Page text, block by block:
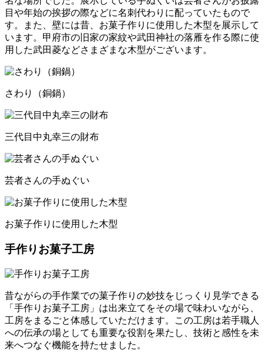
目や年始の挨拶の際などに名刺代わりに配っていたもので
す。また、壁には昔、お菓子作りに使用した木型を展示して
います。甲府市の旧家の家紋や武田神社の落雁を作る際に使
用した武田菱などさまざまな木型がございます。
さわり（銅鍋）
三代目中丸幸三の財布
芸者さんの手ぬぐい
お菓子作りに使用した木型
手作りお菓子工房
昔ながらの手作業での菓子作りの妙技をじっくり見学できる
「手作りお菓子工房」は出来立てをその場で味わいながら、
工房をまるごと体感していただけます。この工房は若手職人
への伝承の場としても重要な役割を果たし、技術と感性を未
来へつなぐ機能を持たせました。